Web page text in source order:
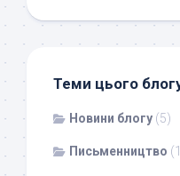
Теми цього
Новини блогу (5)
Письменництво